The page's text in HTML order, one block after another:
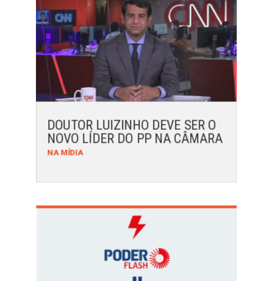
DOUTOR LUIZINHO DEVE SER O
NOVO LÍDER DO PP NA CÂMARA
NA MÍDIA